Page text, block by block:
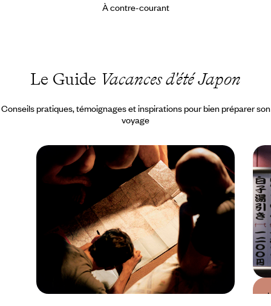
À contre-courant
Le Guide Vacances d'été Japon
Conseils pratiques, témoignages et inspirations pour bien préparer son
voyage